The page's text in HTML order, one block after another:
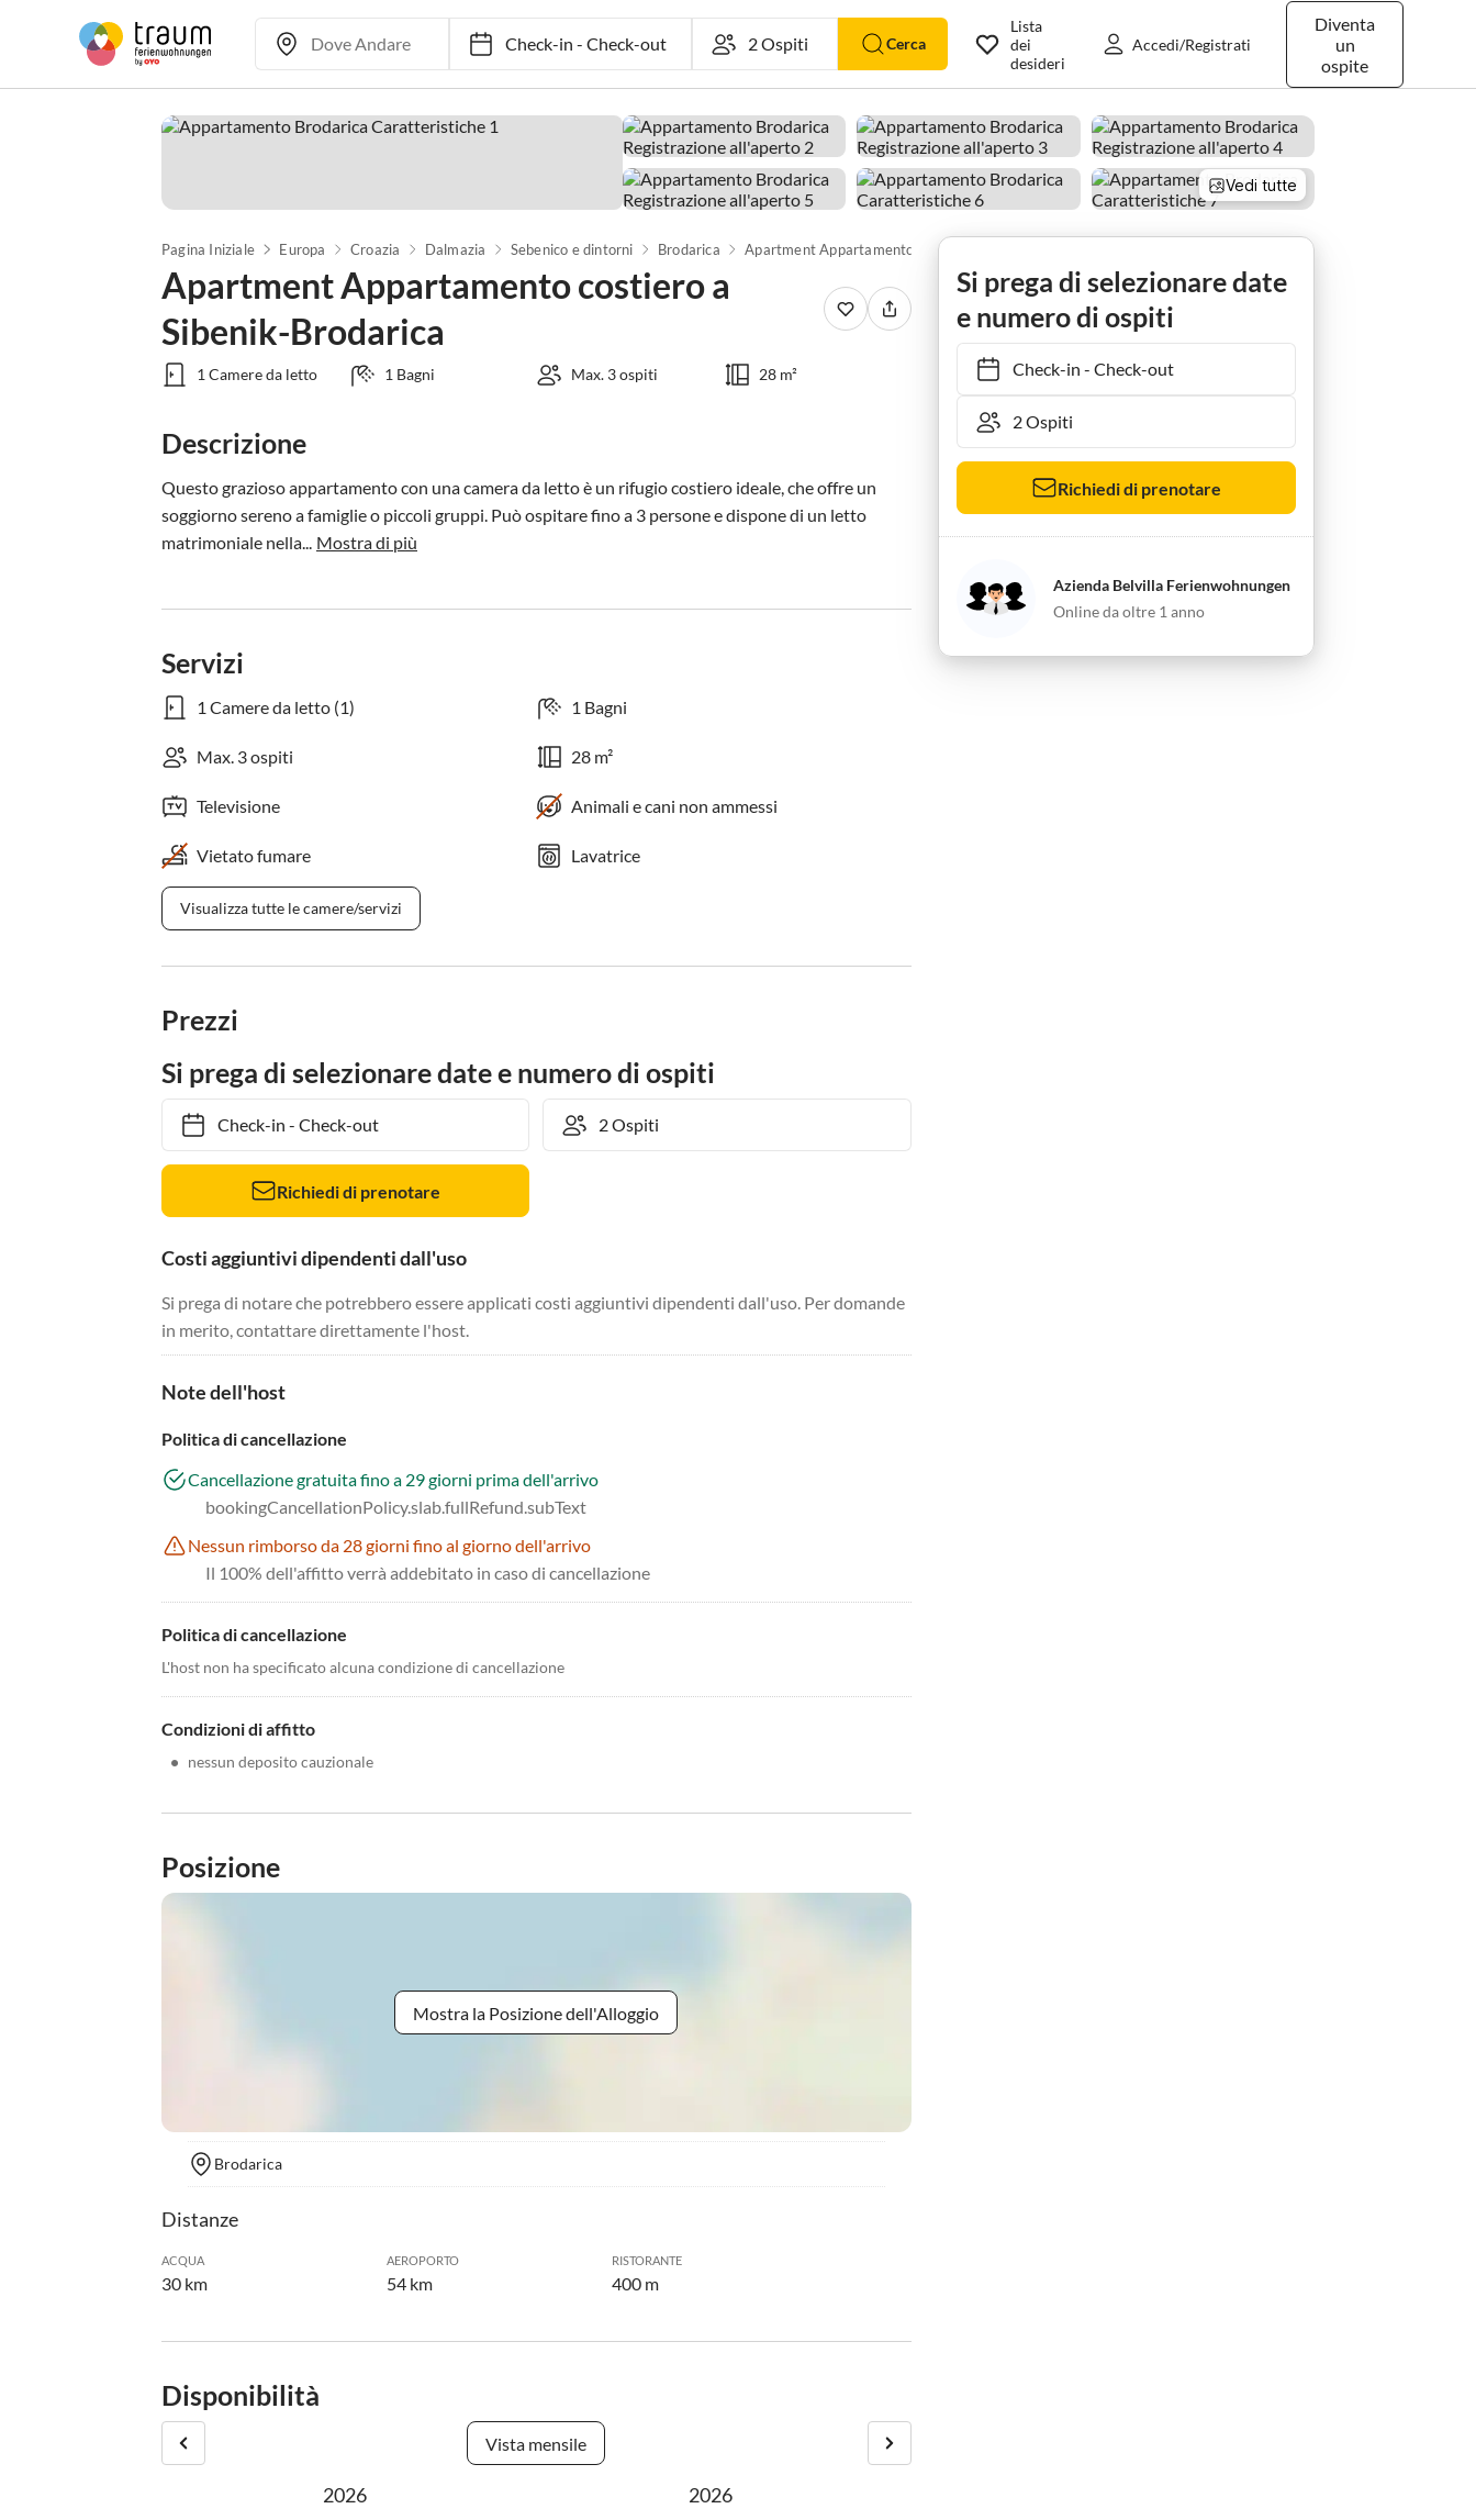
Check-in- Check-out Cerca
Diventa
un
ospite
Lista
dei
desideri
Accedi/Registrati
Vedi tutte
Pagina Iniziale Europa Croazia Dalmazia Sebenico e dintorni Brodarica
Apartment Appartamento costiero a
Sibenik-Brodarica
1 Camere da letto 1 Bagni Max. 3 ospiti 28 m²
Descrizione
Questo grazioso appartamento con una camera da letto è un rifugio costiero ideale, che offre un
soggiorno sereno a famiglie o piccoli gruppi. Può ospitare fino a 3 persone e dispone di un letto
matrimoniale nella... Mostra di più
Servizi
1 Camere da letto (1) 1 Bagni
Max. 3 ospiti 28 m²
Televisione Animali e cani non ammessi
Vietato fumare Lavatrice
Visualizza tutte le camere/servizi
Prezzi
Si prega di selezionare date e numero di ospiti
Check-in- Check-out
Richiedi di prenotare
Costi aggiuntivi dipendenti dall'uso
Si prega di notare che potrebbero essere applicati costi aggiuntivi dipendenti dall'uso. Per domande
in merito, contattare direttamente l'host.
Note dell'host
Politica di cancellazione
Cancellazione gratuita fino a 29 giorni prima dell'arrivo
bookingCancellationPolicy.slab.fullRefund.subText
Nessun rimborso da 28 giorni fino al giorno dell'arrivo
Il 100% dell'affitto verrà addebitato in caso di cancellazione
Politica di cancellazione
L'host non ha specificato alcuna condizione di cancellazione
Condizioni di affitto
• nessun deposito cauzionale
Posizione
Mostra la Posizione dell'Alloggio
Brodarica
Distanze
ACQUA
30 km
AEROPORTO
54 km
RISTORANTE
400 m
Disponibilità
Vista mensile
2026 2026
Si prega di selezionare date
e numero di ospiti
Check-in- Check-out
Richiedi di prenotare
Azienda Belvilla Ferienwohnungen
Online da oltre 1 anno